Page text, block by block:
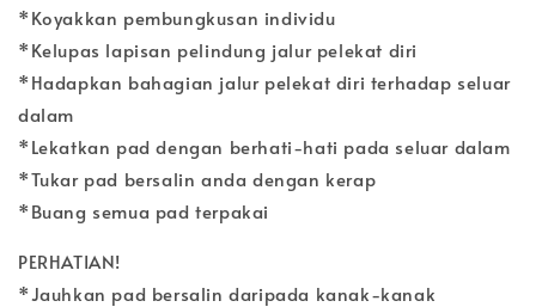
*Koyakkan pembungkusan individu
*Kelupas lapisan pelindung jalur pelekat diri
*Hadapkan bahagian jalur pelekat diri terhadap seluar
dalam
*Lekatkan pad dengan berhati-hati pada seluar dalam
*Tukar pad bersalin anda dengan kerap
*Buang semua pad terpakai
PERHATIAN!
*Jauhkan pad bersalin daripada kanak-kanak